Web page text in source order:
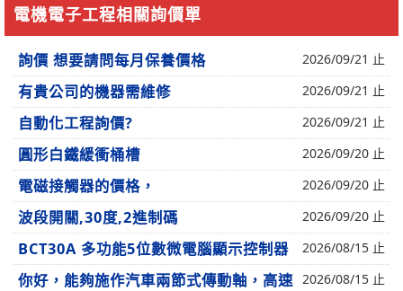
電機電子工程相關詢價單
詢價 想要請問每月保養價格 2026/09/21 止
有貴公司的機器需維修 2026/09/21 止
自動化工程詢價? 2026/09/21 止
圓形白鐵緩衝桶槽 2026/09/20 止
電磁接觸器的價格， 2026/09/20 止
波段開關,30度,2進制碼 2026/09/20 止
BCT30A 多功能5位數微電腦顯示控制器 2026/08/15 止
你好，能夠施作汽車兩節式傳動軸，高速 2026/08/15 止